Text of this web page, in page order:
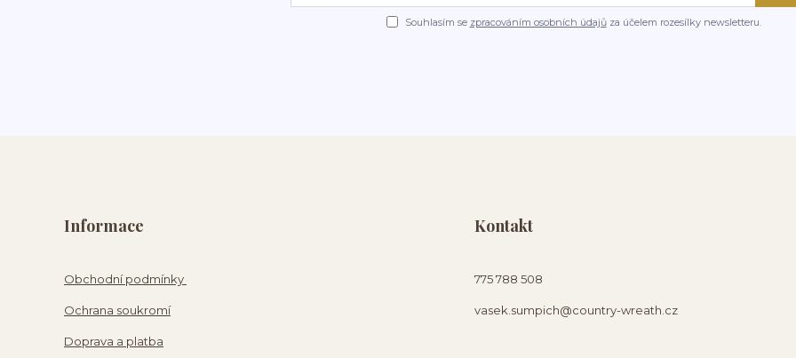
Souhlasím se zpracováním osobních údajůza účelem rozesílky newsletteru.
Informace
Obchodní podmínky
Ochrana soukromí
Doprava a platba
Kontakt
775 788 508
vasek.sumpich@country-wreath.cz